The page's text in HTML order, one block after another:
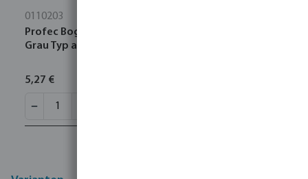
0110203
Profec Bogen 90° PVC-U 50 mm Klebemuffe 16bar
Grau Typ aus Rohr hergestellt
5,27 €